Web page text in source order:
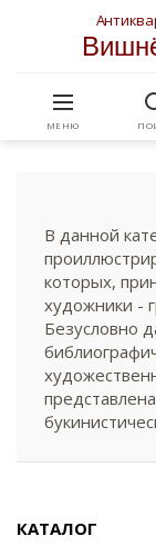
МЕНЮ
В данной
которых,
художники -
Безусловно
КАТАЛОГ